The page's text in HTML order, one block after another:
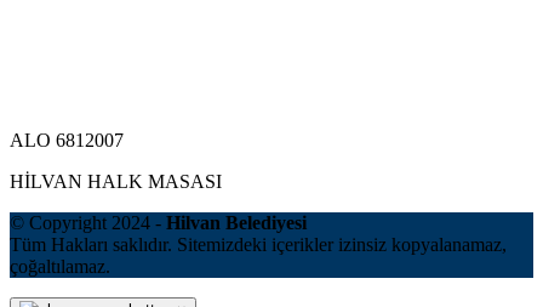
ALO 6812007
HİLVAN HALK MASASI
© Copyright 2024 - Hilvan Belediyesi
Tüm Hakları saklıdır. Sitemizdeki içerikler izinsiz kopyalanamaz,
çoğaltılamaz.